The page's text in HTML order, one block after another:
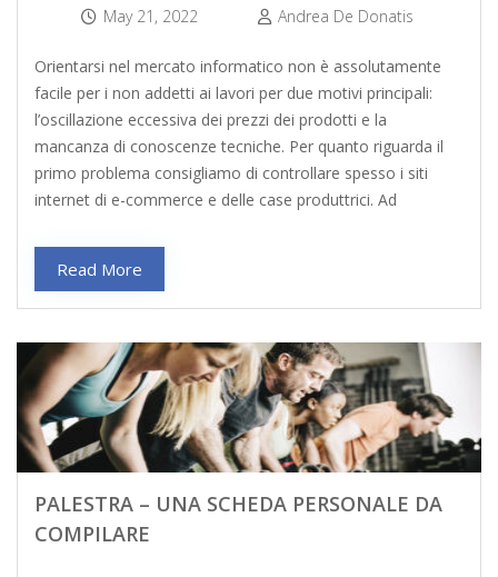
May 21, 2022 Andrea De Donatis
Orientarsi nel mercato informatico non è assolutamente
facile per i non addetti ai lavori per due motivi principali:
l’oscillazione eccessiva dei prezzi dei prodotti e la
mancanza di conoscenze tecniche. Per quanto riguarda il
primo problema consigliamo di controllare spesso i siti
internet di e-commerce e delle case produttrici. Ad
Read More
PALESTRA – UNA SCHEDA PERSONALE DA
COMPILARE